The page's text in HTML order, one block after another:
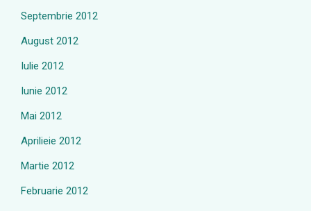
Septembrie 2012
August 2012
Iulie 2012
Iunie 2012
Mai 2012
Aprilieie 2012
Martie 2012
Februarie 2012